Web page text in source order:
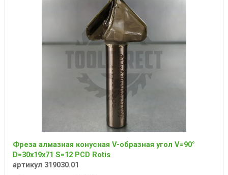
Фреза алмазная конусная V-образная угол V=90°
D=30x19x71 S=12 PCD Rotis
артикул 319030.01